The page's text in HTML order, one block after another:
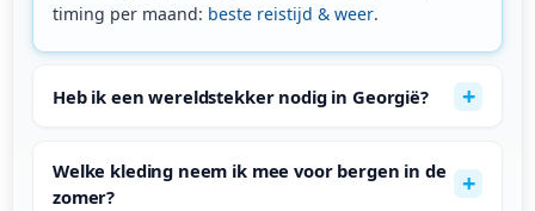
timing per maand: beste reistijd & weer.
Heb ik een wereldstekker nodig in Georgië?
Welke kleding neem ik mee voor bergen in de
zomer?